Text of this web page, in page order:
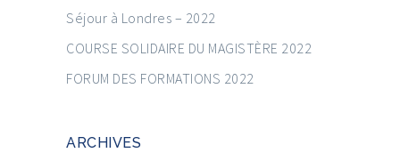
Séjour à Londres – 2022
COURSE SOLIDAIRE DU MAGISTÈRE 2022
FORUM DES FORMATIONS 2022
ARCHIVES